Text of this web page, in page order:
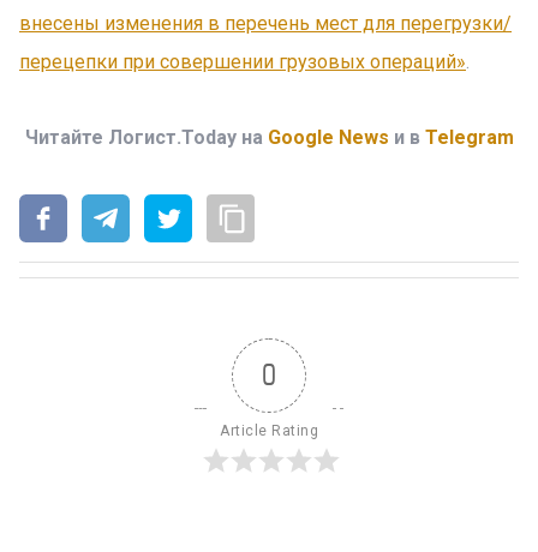
внесены изменения в перечень мест для перегрузки/
перецепки при совершении грузовых операций».
Читайте Логист.Today на Google News и в Telegram
0
Article Rating